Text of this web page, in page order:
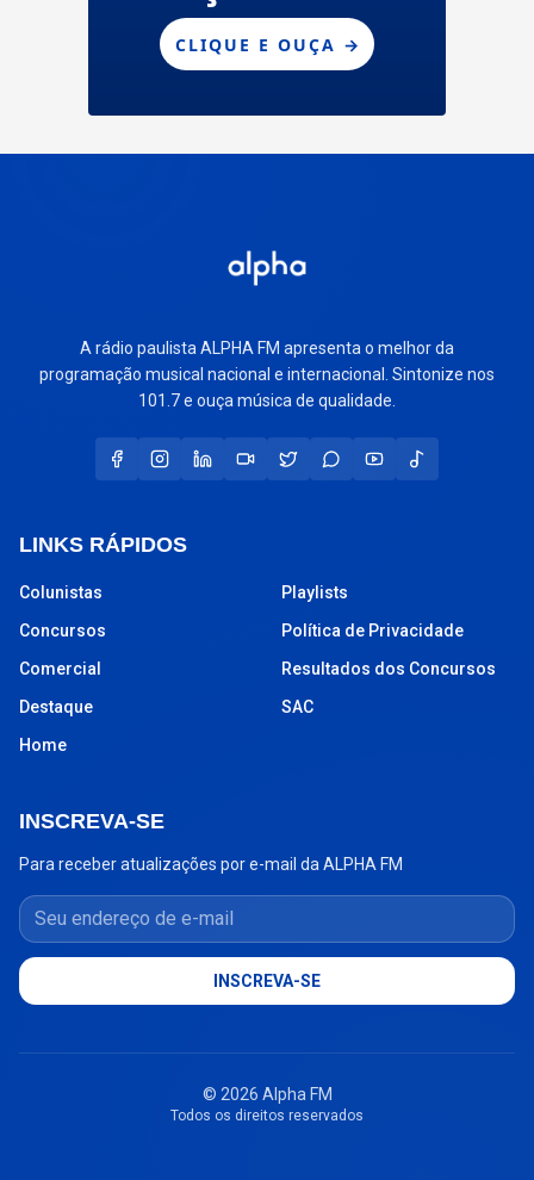
A rádio paulista ALPHA FM apresenta o melhor da
programação musical nacional e internacional. Sintonize nos
101.7 e ouça música de qualidade.
LINKS RÁPIDOS
Colunistas
Concursos
Comercial
Destaque
Home
Playlists
Política de Privacidade
Resultados dos Concursos
SAC
INSCREVA-SE
Para receber atualizações por e-mail da ALPHA FM
Seu endereço de e-mail
INSCREVA-SE
© 2026 Alpha FM
Todos os direitos reservados